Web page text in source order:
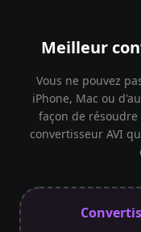
Meilleur
Vous ne pouvez
iPhone, Mac ou
façon de
convertisseur AVI